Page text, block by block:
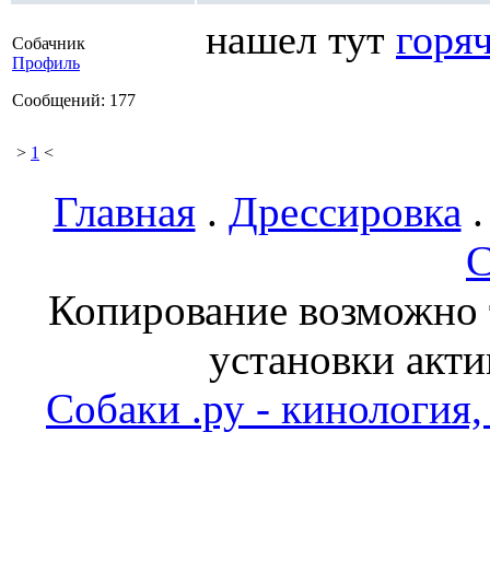
Собачник
Профиль
Сообщений: 177
нашел тут
> 1 <
Главная. Дрессировка
Копирование возможно
установки
Собаки .ру - кинология,